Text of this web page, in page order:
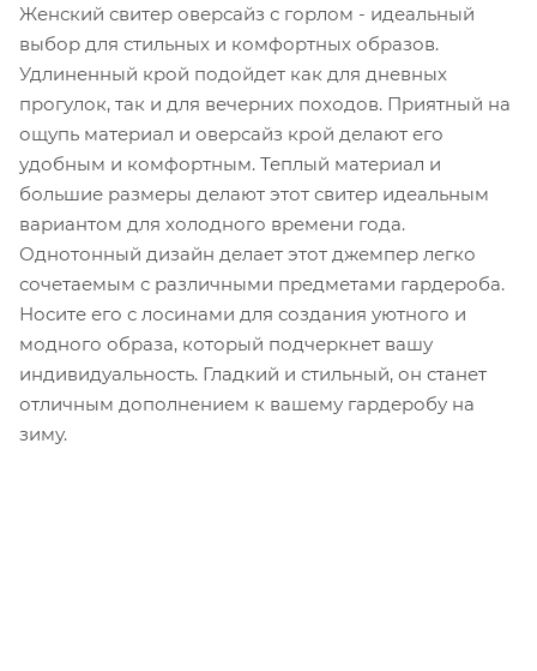
Женский свитер оверсайз с горлом - идеальный
выбор для стильных и комфортных образов.
Удлиненный крой подойдет как для дневных
прогулок, так и для вечерних походов. Приятный на
ощупь материал и оверсайз крой делают его
удобным и комфортным. Теплый материал и
большие размеры делают этот свитер идеальным
вариантом для холодного времени года.
Однотонный дизайн делает этот джемпер легко
сочетаемым с различными предметами гардероба.
Носите его с лосинами для создания уютного и
модного образа, который подчеркнет вашу
индивидуальность. Гладкий и стильный, он станет
отличным дополнением к вашему гардеробу на
зиму.